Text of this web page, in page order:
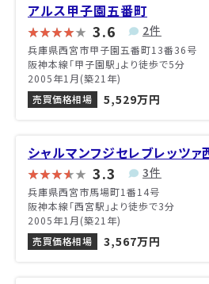
アルス甲子園五番町
3.6 2件
兵庫県西宮市甲子園五番町13番36号
阪神本線「甲子園駅」より徒歩で5分
2005年1月(築21年)
売買価格相場
5,529万円
シャルマンフジセレブレッツァ
3.3 3件
兵庫県西宮市馬場町1番14号
阪神本線「西宮駅」より徒歩で3分
2005年1月(築21年)
売買価格相場
3,567万円